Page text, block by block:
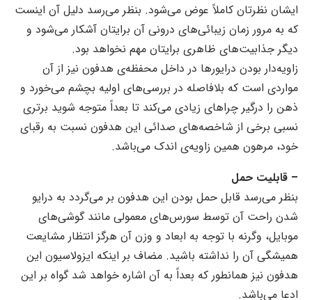
ایشان نظرتان کاملاً عوض می‌شود. بنظر می‌رسد دلیل آن اینست
که به مرور زمان زیبائی‌های درونی آن برایتان آشکار می‌شود و
دیگر جذابیت‌های ظاهری برایتان مهم نخواهد بود.
زاویه‌دار بودن درایورها در داخل محفظه‌ی هدفون نیز از آن
مواردی است که بلافاصله در بررسی‌های اولیه بچشم می‌خورد و
ذهن را درگیر چراهای زیادی می‌کند تا بعداً متوجه شوید برتری
نسبی برخی از شاخصه‌های صدائی این هدفون نسبت به رقبای
خود، مرهون همین زاویه‌ی اندک می‌باشد.
– قابلیت حمل
بنظر می‌رسد قابل حمل بودن این هدفون بر می‌گردد به درایو
شدن راحت آن توسط سورس‌های معمولی مانند گوشی‌های
موبایل، وگرنه با توجه به ابعاد و وزن آن هرگز انتظار مشایعت
همیشگی آن را نداشته باشید. مضاف بر اینکه ایزولاسیون این
هدفون نیز همانطور که بعداً به آن اشاره خواهد شد گواه بر این
ادعا می‌باشد.